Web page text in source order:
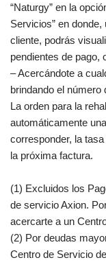
“Naturgy” en la
Servicios” en
cliente, podrás
pendientes de pago,
– Acercándote a
brindando el número
La orden para la
automáticamente
corresponder, la
la próxima factura.
(1) Excluidos los
de servicio Axion.
acercarte a un
(2) Por deudas
Centro de Servicio